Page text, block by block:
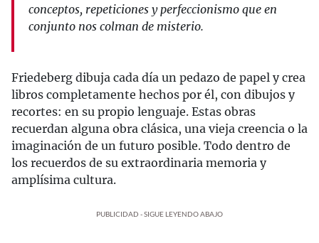
conceptos, repeticiones y perfeccionismo que en
conjunto nos colman de misterio.
Friedeberg dibuja cada día un pedazo de papel y crea
libros completamente hechos por él, con dibujos y
recortes: en su propio lenguaje. Estas obras
recuerdan alguna obra clásica, una vieja creencia o la
imaginación de un futuro posible. Todo dentro de
los recuerdos de su extraordinaria memoria y
amplísima cultura.
PUBLICIDAD - SIGUE LEYENDO ABAJO